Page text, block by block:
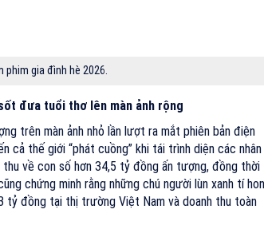
phim gia đình hè 2026.
đưa tuổi thơ lên màn ảnh rộng
trên màn ảnh nhỏ lần lượt ra mắt phiên bản điện
cả thế giới “phát cuồng” khi tái trình diện các nhân
về con số hơn 34,5 tỷ đồng ấn tượng, đồng thời
chứng minh rằng những chú người lùn xanh tí hon
tỷ đồng tại thị trường Việt Nam và doanh thu toàn